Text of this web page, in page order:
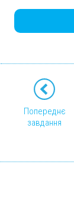
Попереднє
завдання